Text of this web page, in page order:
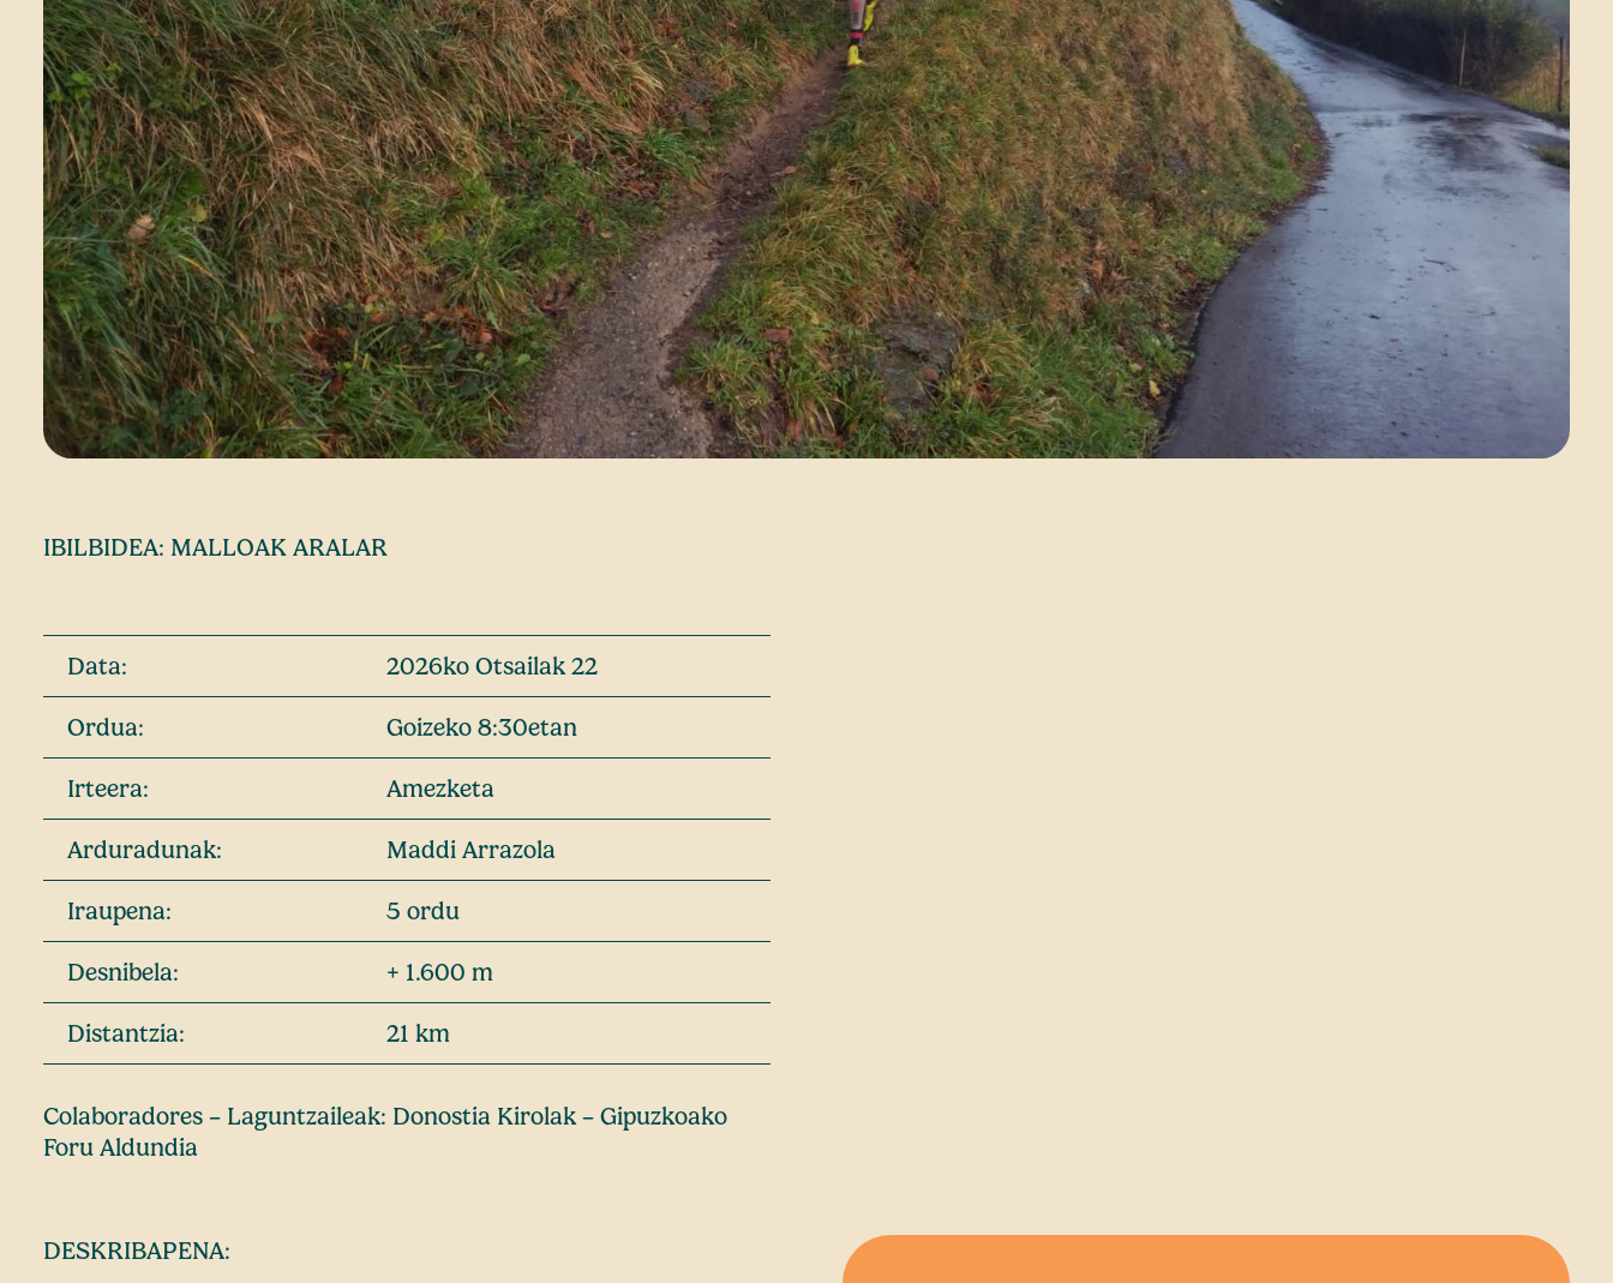
IBILBIDEA: MALLOAK ARALAR
Data: 2026ko Otsailak 22
Ordua: Goizeko 8:30etan
Irteera: Amezketa
Arduradunak: Maddi Arrazola
Iraupena: 5 ordu
Desnibela: + 1.600 m
Distantzia: 21 km
Colaboradores – Laguntzaileak: Donostia Kirolak – Gipuzkoako
Foru Aldundia
DESKRIBAPENA: